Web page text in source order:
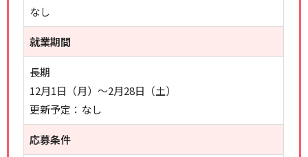
なし
就業期間
長期
12月1日（月）～2月28日（土）
更新予定：なし
応募条件